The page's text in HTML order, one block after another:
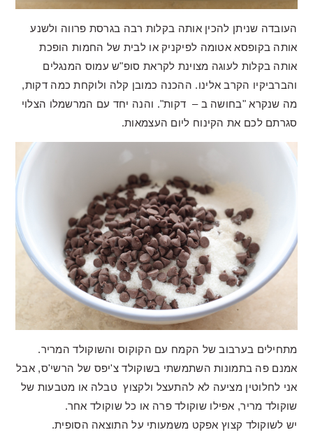
העובדה שניתן להכין אותה בקלות רבה בגרסת פרווה ולשנע
אותה בקופסא אטומה לפיקניק או לבית של החמות הופכת
אותה בקלות לעוגה מצוינת לקראת סופ"ש עמוס המנגלים
והברביקיו הקרב אלינו. ההכנה כמובן קלה ולוקחת כמה דקות,
מה שנקרא "בחושה ב – דקות". והנה יחד עם המרשמלו הצלוי
סגרתם לכם את הקינוח ליום העצמאות.
מתחילים בערבוב של הקמח עם הקוקוס והשוקולד המריר.
אמנם פה בתמונות השתמשתי בשוקולד צ'יפס של הרשי'ס, אבל
אני לחלוטין מציעה לא להתעצל ולקצוץ טבלה או מטבעות של
שוקולד מריר, אפילו שוקולד פרה או כל שוקולד אחר.
יש לשוקולד קצוץ אפקט משמעותי על התוצאה הסופית.